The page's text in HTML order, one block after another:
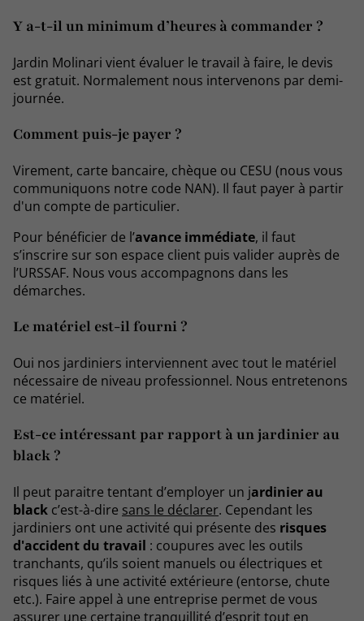
Y a-t-il un minimum d’heures à commander ?
Jardin Molinari vient évaluer le travail à faire, le devis
est gratuit. Normalement nous intervenons par demi-
journée.
Comment puis-je payer ?
Virement, carte bancaire, chèque ou CESU (nous vous
communiquons notre code NAN). Il faut payer à partir
d'un compte de particulier.
Pour bénéficier de l’avance immédiate, il faut
s’inscrire sur son espace client puis valider auprès de
l’URSSAF. Nous vous accompagnons dans les
démarches.
Le matériel est-il fourni ?
Oui nos jardiniers interviennent avec tout le matériel
nécessaire de niveau professionnel. Nous entretenons
ce matériel.
Est-ce intéressant par rapport à un jardinier au
black ?
Il peut paraitre tentant d’employer un jardinier au
black c’est-à-dire sans le déclarer. Cependant les
jardiniers ont une activité qui présente des risques
d'accident du travail : coupures avec les outils
tranchants, qu’ils soient manuels ou électriques et
risques liés à une activité extérieure (entorse, chute
etc.). Faire appel à une entreprise permet de vous
assurer une certaine tranquillité d’esprit tout en